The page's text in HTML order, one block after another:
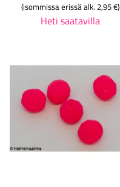
(isommissa erissä alk. 2,95 €)
Heti saatavilla